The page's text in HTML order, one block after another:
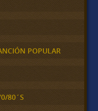
POPULAR
80´S